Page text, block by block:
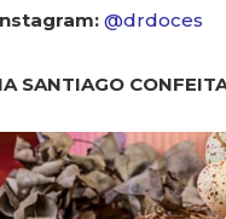
@drdoces
SANTIAGO